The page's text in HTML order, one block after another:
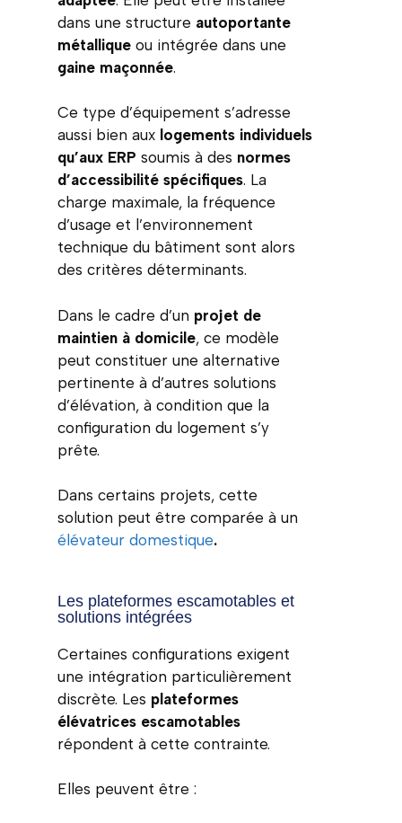
dans une structure autoportante
métalliqueou intégrée dans une
gaine maçonnée.
Ce type d’équipement s’adresse
aussi bien aux logements individuels
qu’aux ERP soumis à des normes
d’accessibilité spécifiques. La
charge maximale, la fréquence
d’usage et l’environnement
technique du bâtiment sont alors
des critères déterminants.
Dans le cadre d’un projet de
maintien à domicile, ce modèle
peut constituer une alternative
pertinente à d’autres solutions
d’élévation, à condition que la
configuration du logement s’y
prête.
Dans certains projets, cette
solution peut être comparée à un
élévateur domestique.
Les plateformes escamotables et
solutions intégrées
Certaines configurations exigent
une intégration particulièrement
discrète. Les plateformes
élévatrices escamotables
répondent à cette contrainte.
Elles peuvent être :